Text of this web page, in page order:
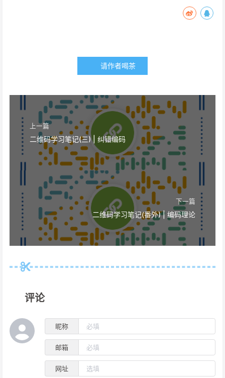
请作者喝茶
上一篇
二维码学习笔记(三) | 纠错编码
下一篇
二维码学习笔记(番外) | 编码理论
评论
昵称
邮箱
网址